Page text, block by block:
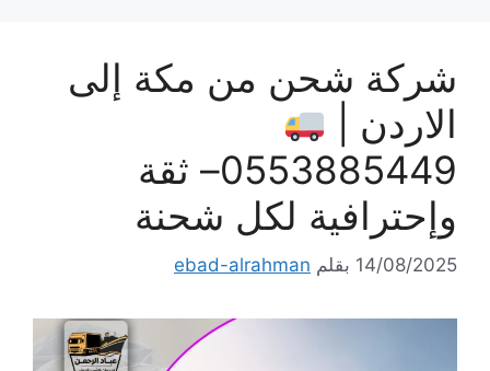
شركة شحن من مكة إلى
الاردن |
0553885449– ثقة
وإحترافية لكل شحنة
14/08/2025 بقلم ebad-alrahman